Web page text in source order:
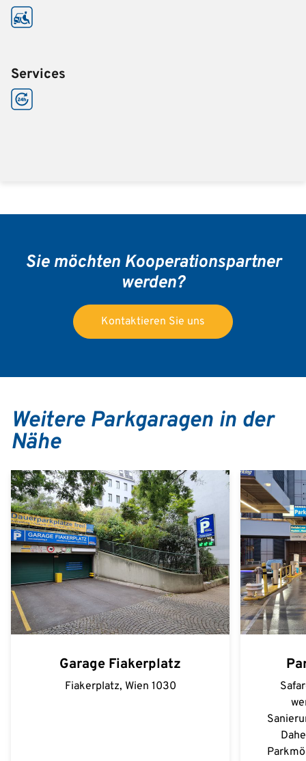
Services
Sie möchten Kooperationspartner
werden?
Kontaktieren Sie uns
Weitere Parkgaragen in der
Nähe
Garage Fiakerplatz
Fiakerplatz, Wien 1030